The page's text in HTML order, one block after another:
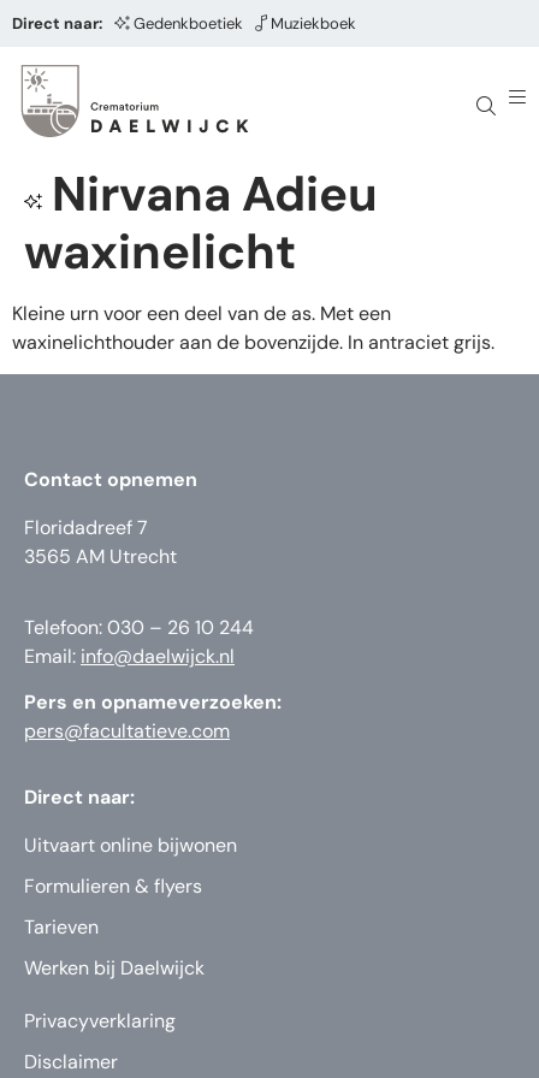
Direct naar: Gedenkboetiek Muziekboek
Nirvana Adieu
waxinelicht
Kleine urn voor een deel van de as. Met een
waxinelichthouder aan de bovenzijde. In antraciet grijs.
Contact opnemen
Floridadreef 7
3565 AM Utrecht
Telefoon: 030 – 26 10 244
Email: info@daelwijck.nl
Pers en opnameverzoeken:
pers@facultatieve.com
Direct naar:
Uitvaart online bijwonen
Formulieren & flyers
Tarieven
Werken bij Daelwijck
Privacyverklaring
Disclaimer